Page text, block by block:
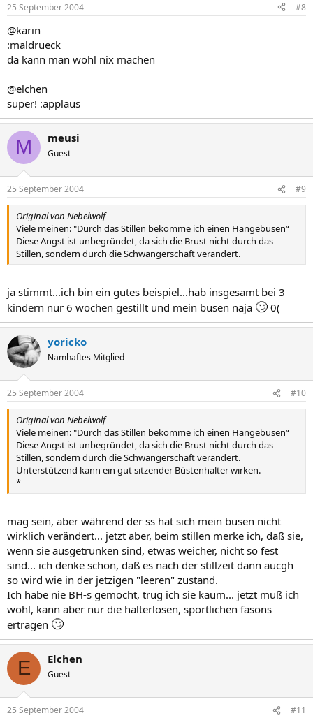
25 September 2004 #8
@karin
:maldrueck
da kann man wohl nix machen
@elchen
super! :applaus
M meusi
Guest
25 September 2004 #9
Original von Nebelwolf
Viele meinen: "Durch das Stillen bekomme ich einen Hängebusen“
Diese Angst ist unbegründet, da sich die Brust nicht durch das
Stillen, sondern durch die Schwangerschaft verändert.
ja stimmt...ich bin ein gutes beispiel...hab insgesamt bei 3
kindern nur 6 wochen gestillt und mein busen naja 🙄 0(
yoricko
Namhaftes Mitglied
25 September 2004 #10
Original von Nebelwolf
Viele meinen: "Durch das Stillen bekomme ich einen Hängebusen“
Diese Angst ist unbegründet, da sich die Brust nicht durch das
Stillen, sondern durch die Schwangerschaft verändert.
Unterstützend kann ein gut sitzender Büstenhalter wirken.
*
mag sein, aber während der ss hat sich mein busen nicht
wirklich verändert... jetzt aber, beim stillen merke ich, daß sie,
wenn sie ausgetrunken sind, etwas weicher, nicht so fest
sind... ich denke schon, daß es nach der stillzeit dann aucgh
so wird wie in der jetzigen "leeren" zustand.
Ich habe nie BH-s gemocht, trug ich sie kaum... jetzt muß ich
wohl, kann aber nur die halterlosen, sportlichen fasons
ertragen 🙄
E Elchen
Guest
25 September 2004 #11